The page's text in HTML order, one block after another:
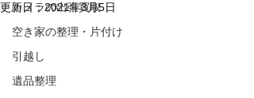
カメラの出張買取
空き家の整理・片付け
引越し
遺品整理
更新日：2021年3月5日